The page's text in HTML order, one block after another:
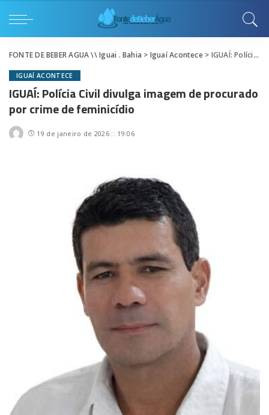
FONTE DE BEBER AGUA \\ Iguai . Bahia > Iguaí Acontece> IGUAÍ: Polícia Civil divulga imagem de procurado por crime de feminicídio
IGUAÍ ACONTECE
IGUAÍ: Polícia Civil divulga imagem de procurado
por crime de feminicídio
19 de janeiro de 2026 :: 19:06